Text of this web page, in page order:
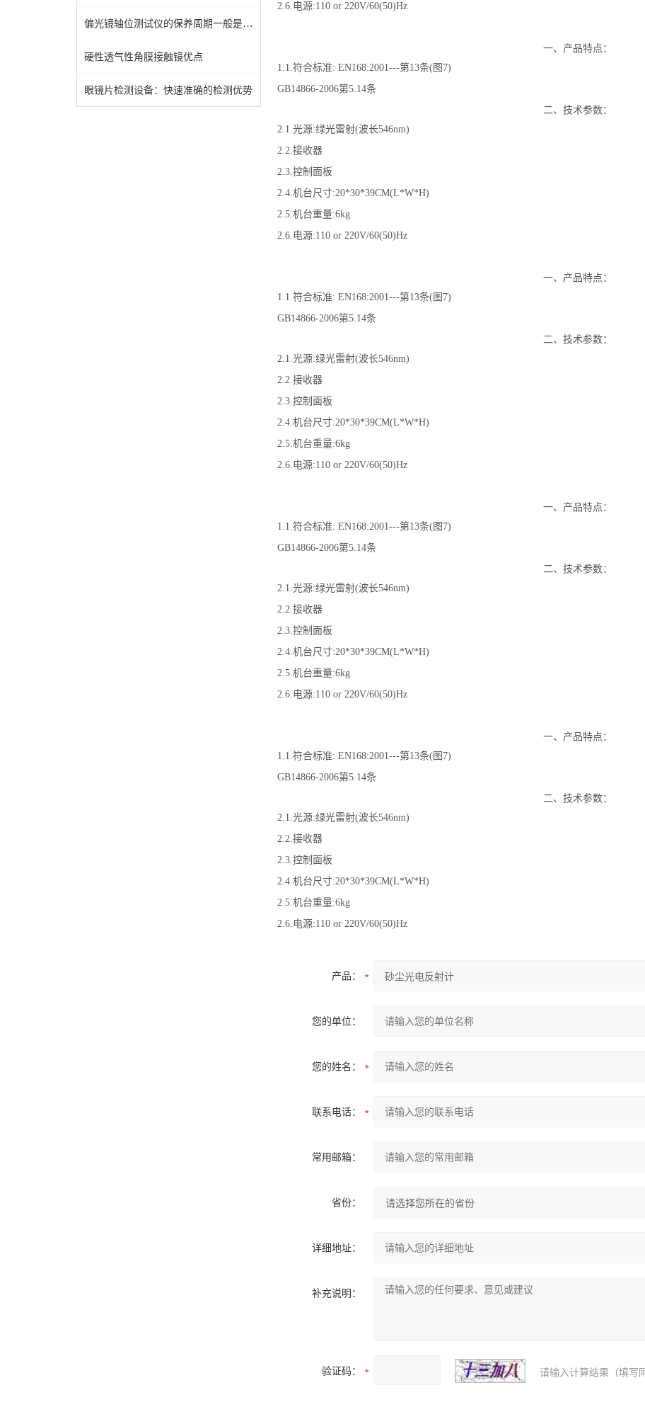
偏光镜轴位测试仪的保养周期一般是多久?
硬性透气性角膜接触镜优点
眼镜片检测设备：快速准确的检测优势
2.6.电源:110 or 220V/60(50)Hz
一、产品特点：
1.1.符合标准: EN168:2001---第13条(图7)
GB14866-2006第5.14条
二、技术参数：
2.1.光源:绿光雷射(波长546nm)
2.2.接收器
2.3.控制面板
2.4.机台尺寸:20*30*39CM(L*W*H)
2.5.机台重量:6kg
2.6.电源:110 or 220V/60(50)Hz
一、产品特点：
1.1.符合标准: EN168:2001---第13条(图7)
GB14866-2006第5.14条
二、技术参数：
2.1.光源:绿光雷射(波长546nm)
2.2.接收器
2.3.控制面板
2.4.机台尺寸:20*30*39CM(L*W*H)
2.5.机台重量:6kg
2.6.电源:110 or 220V/60(50)Hz
一、产品特点：
1.1.符合标准: EN168:2001---第13条(图7)
GB14866-2006第5.14条
二、技术参数：
2.1.光源:绿光雷射(波长546nm)
2.2.接收器
2.3.控制面板
2.4.机台尺寸:20*30*39CM(L*W*H)
2.5.机台重量:6kg
2.6.电源:110 or 220V/60(50)Hz
一、产品特点：
1.1.符合标准: EN168:2001---第13条(图7)
GB14866-2006第5.14条
二、技术参数：
2.1.光源:绿光雷射(波长546nm)
2.2.接收器
2.3.控制面板
2.4.机台尺寸:20*30*39CM(L*W*H)
2.5.机台重量:6kg
2.6.电源:110 or 220V/60(50)Hz
产品：
您的单位：
您的姓名：
联系电话：
常用邮箱：
省份：
详细地址：
补充说明：
验证码： 请输入计算结果（填写